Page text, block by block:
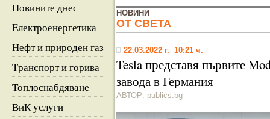
Новините днес
Eлектроенергетика
Нефт и природен газ
Tранспорт и горива
Топлоснабдяване
ВиК услуги
НОВИНИ
ОТ СВЕТА
22.03.2022 г. 10:21 ч.
Tesla представя първите
завода в Германия
АВТОР: publics.bg